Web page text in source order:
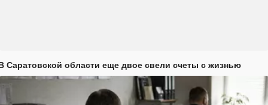
Саратовской области еще двое свели счеты с жизнью